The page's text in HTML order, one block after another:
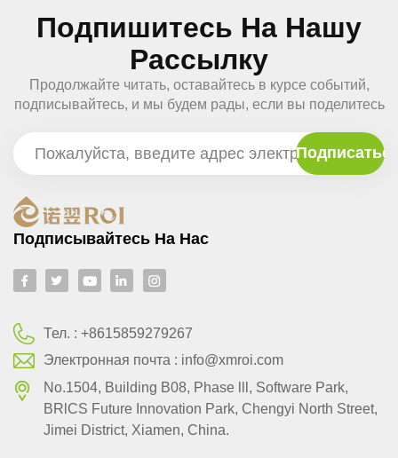
Подпишитесь На Нашу
Рассылку
Продолжайте читать, оставайтесь в курсе событий,
подписывайтесь, и мы будем рады, если вы поделитесь
Подписывайтесь На Нас
Тел. :+8615859279267
Электронная почта : info@xmroi.com
No.1504, Building B08, Phase lll, Software Park,
BRlCS Future Innovation Park, Chengyi North Street,
Jimei District, Xiamen, China.